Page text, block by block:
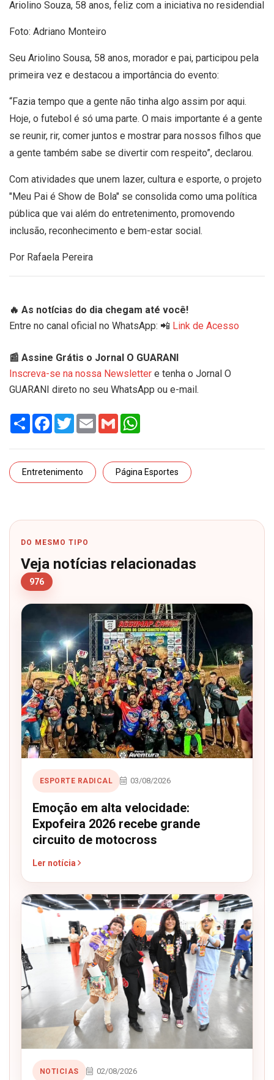
Ariolino Souza, 58 anos, feliz com a iniciativa no residendial
Foto: Adriano Monteiro
Seu Ariolino Sousa, 58 anos, morador e pai, participou pela
primeira vez e destacou a importância do evento:
“Fazia tempo que a gente não tinha algo assim por aqui.
Hoje, o futebol é só uma parte. O mais importante é a gente
se reunir, rir, comer juntos e mostrar para nossos filhos que
a gente também sabe se divertir com respeito”, declarou.
Com atividades que unem lazer, cultura e esporte, o projeto
"Meu Pai é Show de Bola" se consolida como uma política
pública que vai além do entretenimento, promovendo
inclusão, reconhecimento e bem-estar social.
Por Rafaela Pereira
🔥 As notícias do dia chegam até você!
Entre no canal oficial no WhatsApp: 📲 Link de Acesso
📰 Assine Grátis o Jornal O GUARANI
Inscreva-se na nossa Newsletter e tenha o Jornal O
GUARANI direto no seu WhatsApp ou e-mail.
Share Facebook
TwitterEmail Gmail
Entretenimento Página Esportes
DO MESMO TIPO
Veja notícias relacionadas
976
ESPORTE RADICAL 03/08/2026
Emoção em alta velocidade:
Expofeira 2026 recebe grande
circuito de motocross
Ler notícia
NOTICIAS 02/08/2026